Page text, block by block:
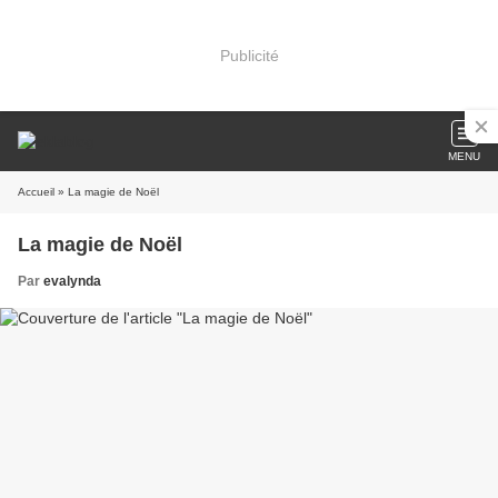
Publicité
MENU
Accueil » La magie de Noël
La magie de Noël
Par evalynda